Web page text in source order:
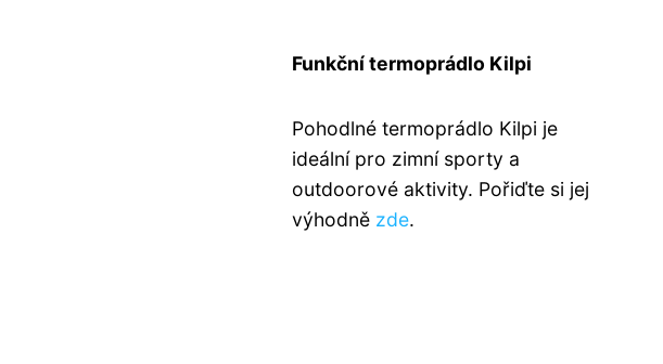
Funkční termoprádlo Kilpi
Pohodlné termoprádlo Kilpi je
ideální pro zimní sporty a
outdoorové aktivity. Pořiďte si jej
výhodně zde.